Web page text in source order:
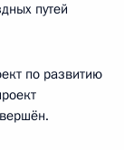
путей
по развитию